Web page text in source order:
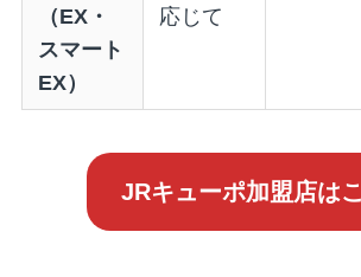
（EX・
スマート
EX）
応じて
JRキューポ加盟店は